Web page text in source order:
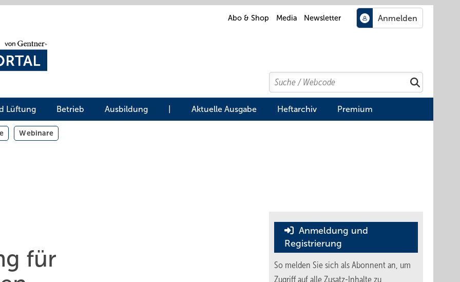
Abo & Shop Media Newsletter
Search
Suchen
Lüftung Betrieb Ausbildung Aktuelle Ausgabe Heftarchiv Premium
Webinare
für
Anmeldung und
Registrierung
So melden Sie sich als Abonnent an, um
Zugriff auf alle Zusatz-Inhalte zu